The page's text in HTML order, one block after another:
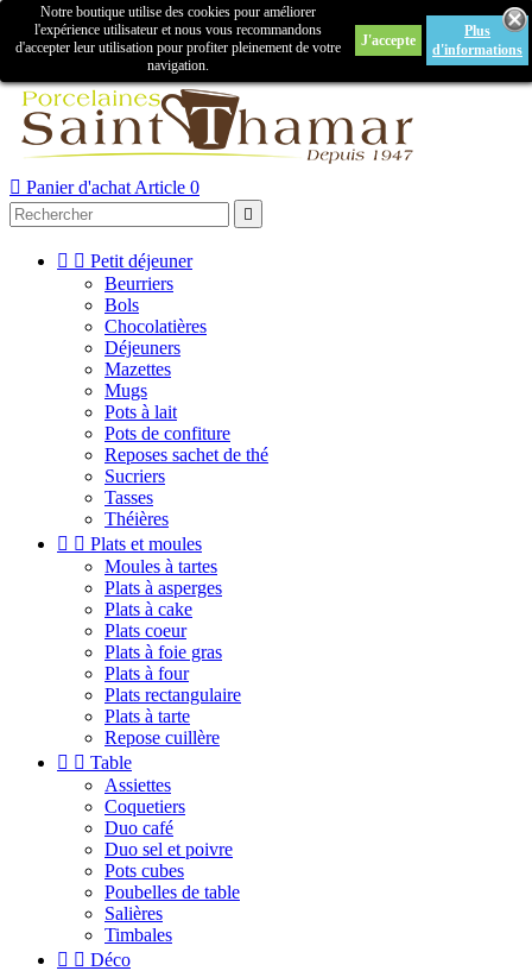
Créer un compteConnexion
 Panier d'achat Article 0

Notre boutique utilise des cookies pour améliorer
l'expérience utilisateur et nous vous recommandons
d'accepter leur utilisation pour profiter pleinement de votre
navigation.
J'accepte
Plus
d'informations
  Petit déjeuner
Beurriers
Bols
Chocolatières
Déjeuners
Mazettes
Mugs
Pots à lait
Pots de confiture
Reposes sachet de thé
Sucriers
Tasses
Théières
  Plats et moules
Moules à tartes
Plats à asperges
Plats à cake
Plats coeur
Plats à foie gras
Plats à four
Plats rectangulaire
Plats à tarte
Repose cuillère
  Table
Assiettes
Coquetiers
Duo café
Duo sel et poivre
Pots cubes
Poubelles de table
Salières
Timbales
  Déco